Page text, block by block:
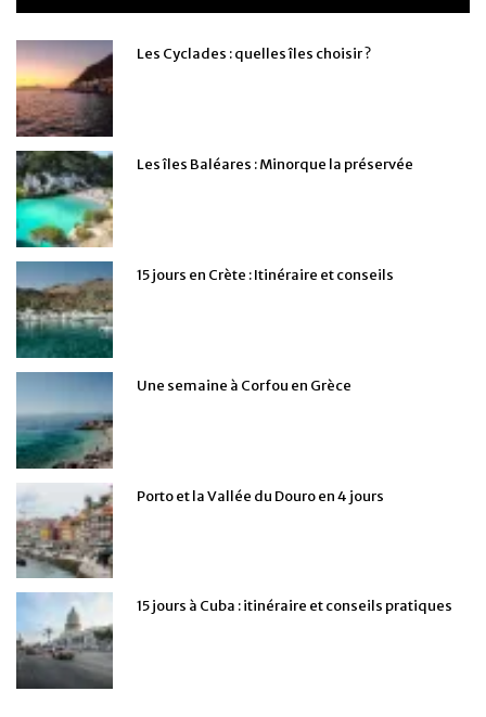
Les Cyclades : quelles îles choisir ?
Les îles Baléares : Minorque la préservée
15 jours en Crète : Itinéraire et conseils
Une semaine à Corfou en Grèce
Porto et la Vallée du Douro en 4 jours
15 jours à Cuba : itinéraire et conseils pratiques